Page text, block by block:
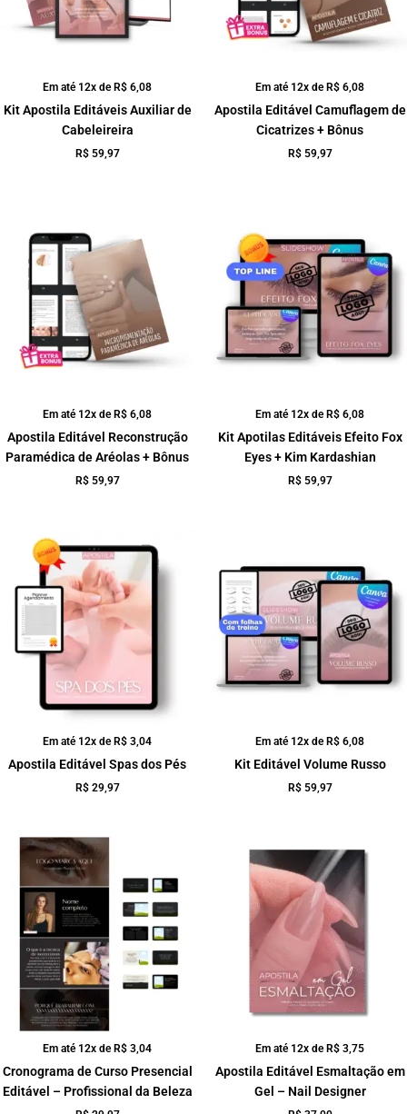
Em até 12x deR$ 6,08
Kit Apostila Editáveis Auxiliar de
Cabeleireira
R$59,97
Em até 12x deR$ 6,08
Apostila Editável Camuflagem de
Cicatrizes + Bônus
R$59,97
Em até 12x deR$ 6,08
Apostila Editável Reconstrução
Paramédica de Aréolas + Bônus
R$59,97
Em até 12x deR$ 6,08
Kit Apotilas Editáveis Efeito Fox
Eyes + Kim Kardashian
R$59,97
Em até 12x deR$ 3,04
Apostila Editável Spas dos Pés
R$29,97
Em até 12x deR$ 6,08
Kit Editável Volume Russo
R$59,97
Em até 12x deR$ 3,04
Cronograma de Curso Presencial
Editável – Profissional da Beleza
Em até 12x deR$ 3,75
Apostila Editável Esmaltação em
Gel – Nail Designer